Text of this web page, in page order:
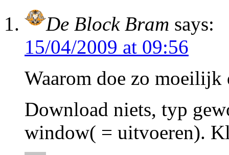
De Block Bram says:
15/04/2009 at 09:56
Waarom doe zo moeilijk
Download niets, typ
window( = uitvoeren).